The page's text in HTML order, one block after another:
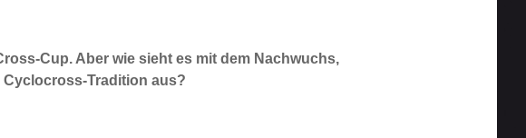
Cup. Aber wie sieht es mit dem Nachwuchs,
Tradition aus?